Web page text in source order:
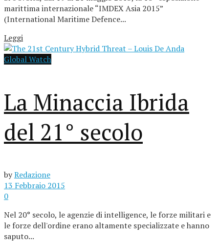
marittima internazionale “IMDEX Asia 2015”
(International Maritime Defence...
Leggi
Global Watch
La Minaccia Ibrida
del 21° secolo
byRedazione
13 Febbraio 2015
0
Nel 20° secolo, le agenzie di intelligence, le forze militari e
le forze dell'ordine erano altamente specializzate e hanno
saputo...